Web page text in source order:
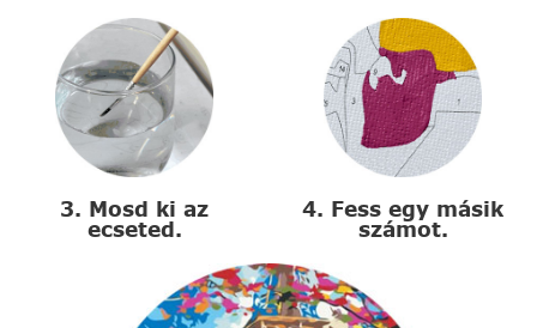
3. Mosd ki az
ecseted.
4. Fess egy másik
számot.